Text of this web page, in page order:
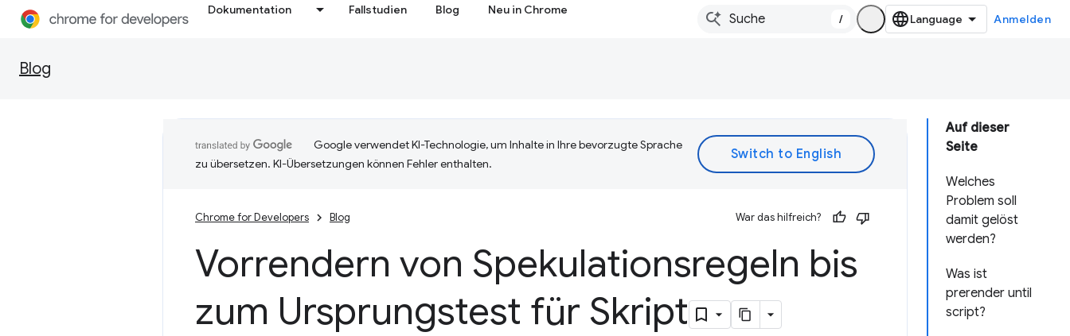
Dokumentation Fallstudien Blog Neu in Chrome
/ Anmelden
Blog
Auf dieser
Seite
Welches
Problem soll
damit gelöst
werden?
Was ist
prerender until
script?
Google verwendet KI-Technologie, um Inhalte in Ihre bevorzugte Sprache
zu übersetzen. KI-Übersetzungen können Fehler enthalten.
Chrome for Developers Blog War das hilfreich?
Vorrendern von Spekulationsregeln bis
zum Ursprungstest für Skript